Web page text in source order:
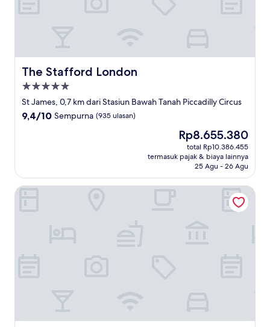
The Stafford London
The Stafford London
Properti
bintang
5.0
St James, 0,7 km dari Stasiun Bawah Tanah Piccadilly Circus
9.4
9,4/10 Sempurna (935 ulasan)
Harga
sekarang
Rp8.655.380
Rp8.655.380
total Rp10.386.455
termasuk pajak & biaya lainnya
25 Agu - 26 Agu
The London EDITION